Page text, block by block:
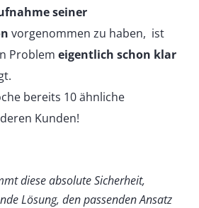
seiner
vorgenommen zu haben, ist
Problem eigentlich schon klar
bereits 10 ähnliche
Kunden!
diese absolute Sicherheit,
Lösung, den passenden Ansatz